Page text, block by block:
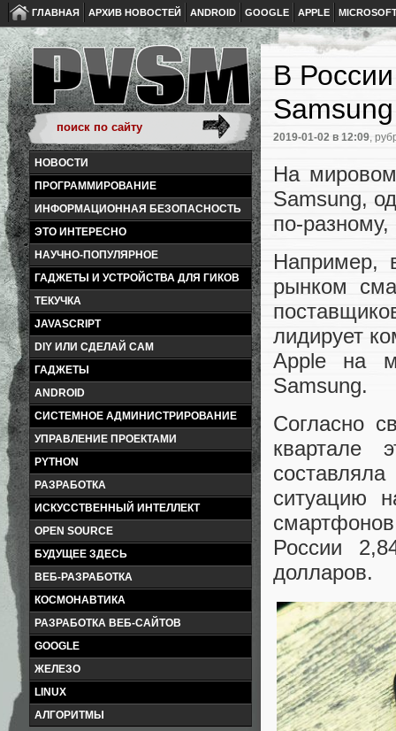
ГЛАВНАЯ АРХИВ НОВОСТЕЙ ANDROID GOOGLE APPLE
НОВОСТИ
ПРОГРАММИРОВАНИЕ
ИНФОРМАЦИОННАЯ БЕЗОПАСНОСТЬ
ЭТО ИНТЕРЕСНО
НАУЧНО-ПОПУЛЯРНОЕ
ГАДЖЕТЫ И УСТРОЙСТВА ДЛЯ ГИКОВ
ТЕКУЧКА
JAVASCRIPT
DIY ИЛИ СДЕЛАЙ САМ
ГАДЖЕТЫ
ANDROID
СИСТЕМНОЕ АДМИНИСТРИРОВАНИЕ
УПРАВЛЕНИЕ ПРОЕКТАМИ
PYTHON
РАЗРАБОТКА
ИСКУССТВЕННЫЙ ИНТЕЛЛЕКТ
OPEN SOURCE
БУДУЩЕЕ ЗДЕСЬ
ВЕБ-РАЗРАБОТКА
КОСМОНАВТИКА
РАЗРАБОТКА ВЕБ-САЙТОВ
GOOGLE
ЖЕЛЕЗО
LINUX
АЛГОРИТМЫ
В
2019-01-02 в 12:09,
На
Samsung,
по-
Например,
рынком
лидирует
Apple на
Samsung.
Согласно
квартале
ситуацию
России
долларов.